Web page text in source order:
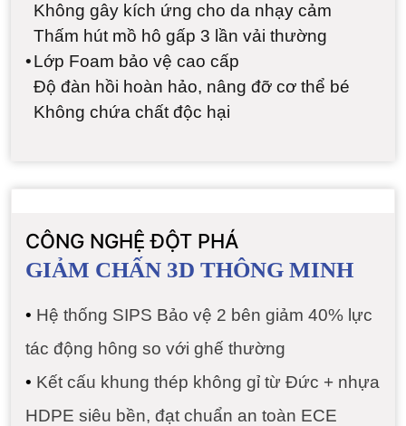
Không gây kích ứng cho da nhạy cảm
Thấm hút mồ hô gấp 3 lần vải thường
•Lớp Foam bảo vệ cao cấp
Độ đàn hồi hoàn hảo, nâng đỡ cơ thể bé
Không chứa chất độc hại
CÔNG NGHỆ ĐỘT PHÁ
GIẢM CHẤN 3D THÔNG MINH
• Hệ thống SIPS Bảo vệ 2 bên giảm 40% lực
tác động hông so với ghế thường
• Kết cấu khung thép không gỉ từ Đức + nhựa
HDPE siêu bền, đạt chuẩn an toàn ECE